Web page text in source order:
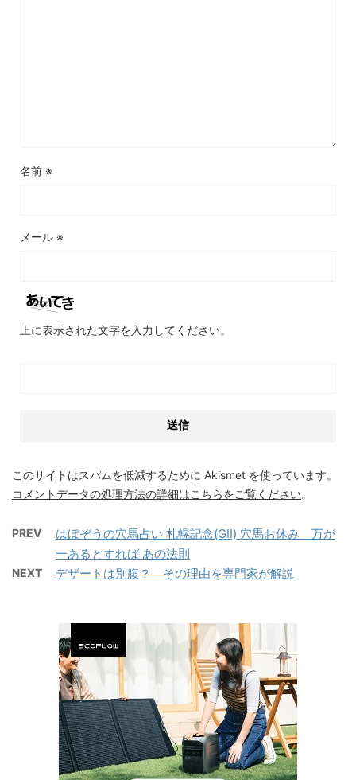
名前 ※
メール ※
上に表示された文字を入力してください。
このサイトはスパムを低減するために Akismet を使っています。
コメントデータの処理方法の詳細はこちらをご覧ください。
PREV
はぼぞうの穴馬占い 札幌記念(GII) 穴馬お休み 万が
一あるとすれば あの法則
NEXT デザートは別腹？ その理由を専門家が解説